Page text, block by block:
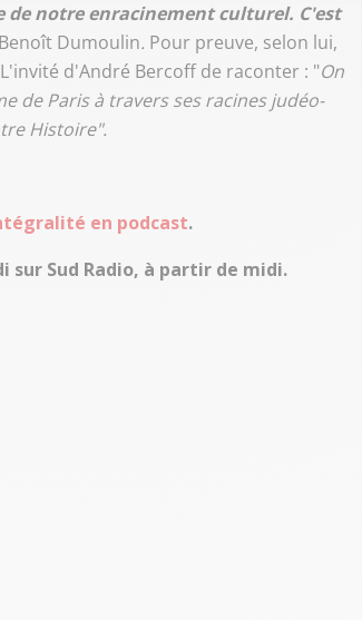
de notre enracinement culturel. C'est
Dumoulin. Pour preuve, selon lui,
d'André Bercoff de raconter : "On
de Paris à travers ses racines judéo-
Histoire".
en podcast.
sur Sud Radio, à partir de midi.